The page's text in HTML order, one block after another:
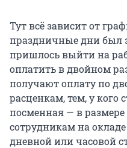
Тут всё зависит от
праздничные дни был
пришлось выйти на
оплатить в двойном
получают оплату по
расценкам, тем, у кого
посменная — в
сотрудникам на
дневной или часовой